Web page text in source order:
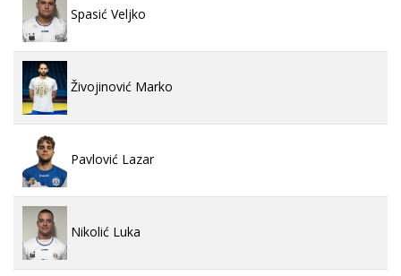
Spasić Veljko
Živojinović Marko
Pavlović Lazar
Nikolić Luka